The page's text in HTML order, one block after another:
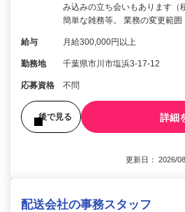
み込みの立ち会いもあります（
簡単な雑務等。 業務の変更範囲
給与 月給300,000円以上
勤務地 千葉県市川市塩浜3-17-12
応募資格 不問
後で見る 詳細
更新日： 2026/
配送会社の事務スタッフ